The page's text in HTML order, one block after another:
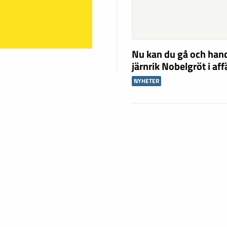
Nu kan du gå och
järnrik Nobelgröt i
NYHETER